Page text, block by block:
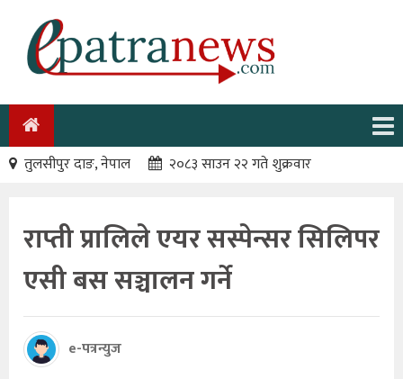
तुलसीपुर दाङ, नेपाल २०८३ साउन २२ गते शुक्रवार
राप्ती प्रालिले एयर सस्पेन्सर सिलिपर
एसी बस सञ्चालन गर्ने
e-पत्रन्युज